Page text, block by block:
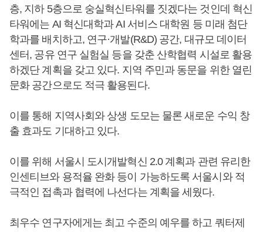
층, 지하 5층으로 숭실혁신타워를 짓겠다는 것인데 혁신
타워에는 AI 혁신대학과 AI 서비스 대학원 등 미래 첨단
학과를 배치하고, 연구·개발(R&D) 공간, 대규모 데이터
센터, 공유 연구 실험실 등을 갖춘 산학협력 시설로 활용
하겠단 계획을 갖고 있다. 지역 주민과 동문을 위한 열린
문화 공간으로도 적극 활용된다.
이를 통해 지역사회와 상생 도모는 물론 새로운 수익 창
출 효과도 기대하고 있다.
이를 위해 서울시 도시개발혁신 2.0 계획과 관련 유리한
인센티브와 용적율 완화 등이 가능하도록 서울시와 적
극적인 접촉과 협력에 나선다는 계획을 세웠다.
최우수 연구자에게는 최고 수준의 예우를 하고 쿼터제